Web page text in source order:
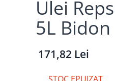
Ulei
5L Bidon
171,82 Lei